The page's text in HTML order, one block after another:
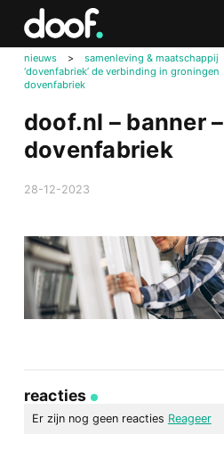
nieuws > samenleving & maatschappij
‘dovenfabriek’ de verbinding in groningen
dovenfabriek
doof.nl – banner –
dovenfabriek
28-12-2023
reacties
Er zijn nog geen reacties Reageer
Doof.nl